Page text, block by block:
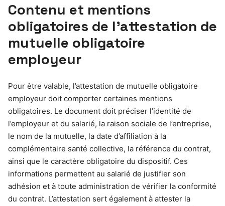
Contenu et mentions
obligatoires de l’attestation de
mutuelle obligatoire
employeur
Pour être valable, l’attestation de mutuelle obligatoire
employeur doit comporter certaines mentions
obligatoires. Le document doit préciser l’identité de
l’employeur et du salarié, la raison sociale de l’entreprise,
le nom de la mutuelle, la date d’affiliation à la
complémentaire santé collective, la référence du contrat,
ainsi que le caractère obligatoire du dispositif. Ces
informations permettent au salarié de justifier son
adhésion et à toute administration de vérifier la conformité
du contrat. L’attestation sert également à attester la